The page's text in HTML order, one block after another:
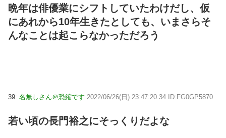
晩年は俳優業にシフトしていたわけだし、仮
にあれから10年生きたとしても、いまさらそ
んなことは起こらなかっただろう
39: 名無しさん＠恐縮です 2022/06/26(日) 23:47:20.34 ID:FG0GP5870
若い頃の長門裕之にそっくりだよな